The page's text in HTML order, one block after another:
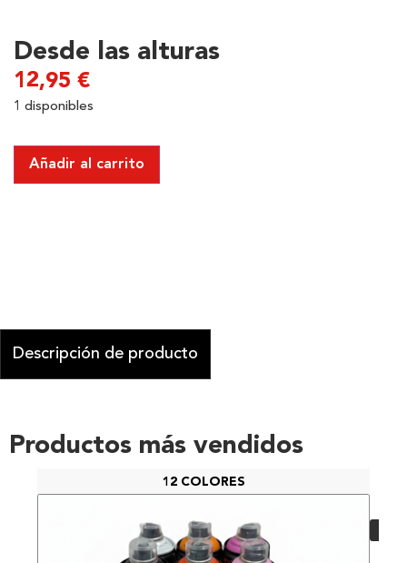
Desde las alturas
12,95 €
1 disponibles
Añadir al carrito
Descripción de producto
Productos más vendidos
12 COLORES